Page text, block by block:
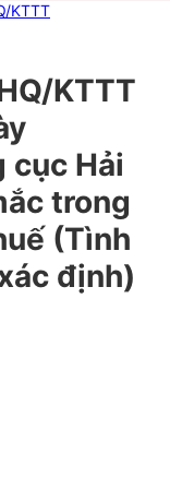
KTTT
KTTT
cục Hải
trong
(Tình
định)